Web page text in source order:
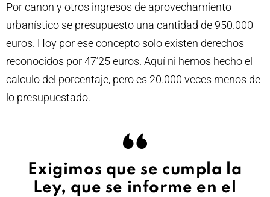
Por canon y otros ingresos de aprovechamiento
urbanístico se presupuesto una cantidad de 950.000
euros. Hoy por ese concepto solo existen derechos
reconocidos por 47’25 euros. Aquí ni hemos hecho el
calculo del porcentaje, pero es 20.000 veces menos de
lo presupuestado.
Exigimos que se cumpla la
Ley, que se informe en el